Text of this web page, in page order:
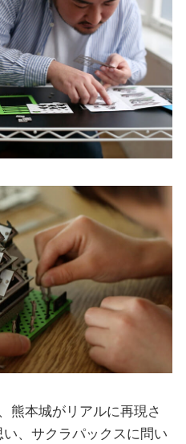
熊本城がリアルに再現さ
、サクラパックスに問い